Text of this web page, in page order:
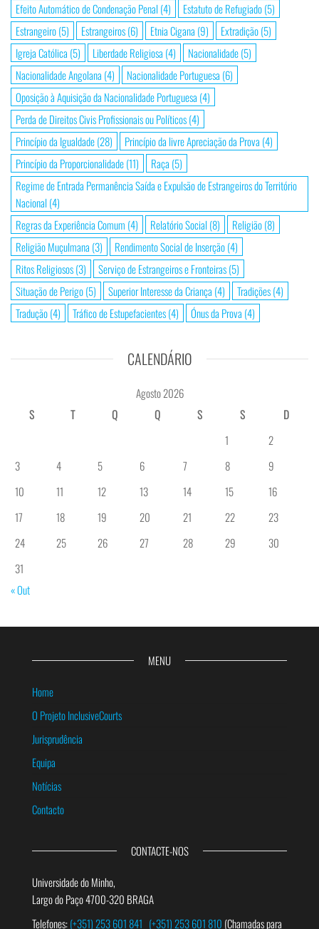
Efeito Automático de Condenação Penal (4) Estatuto de Refugiado(5)
Estrangeiro(5) Estrangeiros(6) Etnia Cigana (9) Extradição(5)
Igreja Católica (5) Liberdade Religiosa (4) Nacionalidade(5)
Nacionalidade Angolana (4) Nacionalidade Portuguesa (6)
Oposição à Aquisição da Nacionalidade Portuguesa (4)
Perda de Direitos Civis Profissionais ou Políticos(4)
Princípio da Igualdade(28) Princípio da livre Apreciação da Prova (4)
Princípio da Proporcionalidade(11) Raça (5)
Regime de Entrada Permanência Saída e Expulsão de Estrangeiros do Território
Nacional (4)
Regras da Experiência Comum (4) Relatório Social (8) Religião(8)
Religião Muçulmana (3) Rendimento Social de Inserção(4)
Ritos Religiosos(3) Serviço de Estrangeiros e Fronteiras(5)
Situação de Perigo(5) Superior Interesse da Criança (4) Tradições(4)
Tradução(4) Tráfico de Estupefacientes(4) Ónus da Prova (4)
CALENDÁRIO
Agosto 2026
S
T Q Q S S
D
1
2
3
4 5 6 7 8
9
10
11 12 13 14 15
16
17
18 19 20 21 22
23
24
25 26 27 28 29
30
31
« Out
MENU
Home
O Projeto InclusiveCourts
Jurisprudência
Equipa
Notícias
Contacto
CONTACTE-NOS
Universidade do Minho,
Largo do Paço 4700-320 BRAGA
Telefones:(+351) 253 601 841 (+351) 253 601 810 (Chamadas para